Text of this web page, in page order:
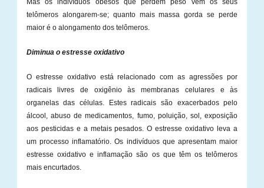
Mas os indivíduos obesos que perdem peso vêm os seus
telômeros alongarem-se; quanto mais massa gorda se perde
maior é o alongamento dos telômeros.
Diminua o estresse oxidativo
O estresse oxidativo está relacionado com as agressões por
radicais livres de oxigênio às membranas celulares e às
organelas das células. Estes radicais são exacerbados pelo
álcool, abuso de medicamentos, fumo, poluição, sol, exposição
aos pesticidas e a metais pesados. O estresse oxidativo leva a
um processo inflamatório. Os indivíduos que apresentam maior
estresse oxidativo e inflamação são os que têm os telômeros
mais encurtados.